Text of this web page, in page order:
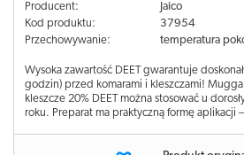
Producent:
Jaico
Kod produktu:
37954
Przechowywanie:
temperatura
Wysoka zawartość DEET gwarantuje
godzin) przed komarami i kleszczami! Mugga
kleszcze 20% DEET można stosować u
roku. Preparat ma praktyczną formę aplikacji